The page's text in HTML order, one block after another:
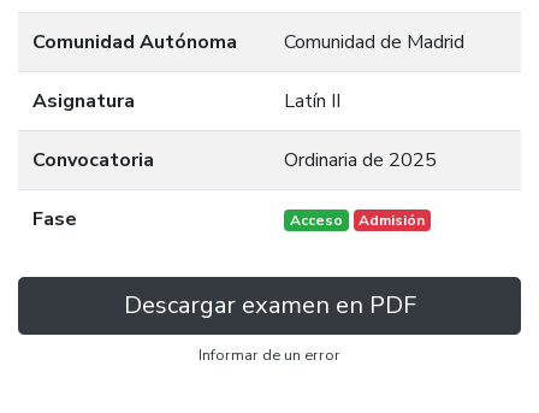
Comunidad Autónoma Comunidad de Madrid
Asignatura Latín II
Convocatoria Ordinaria de 2025
Fase Acceso Admisión
Descargar examen en PDF
Informar de un error